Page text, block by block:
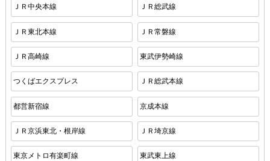
ＪＲ中央本線 ＪＲ総武線
ＪＲ東北本線 ＪＲ常磐線
ＪＲ高崎線 東武伊勢崎線
つくばエクスプレス ＪＲ総武本線
都営新宿線 京成本線
ＪＲ京浜東北・根岸線 ＪＲ埼京線
東京メトロ有楽町線 東武東上線